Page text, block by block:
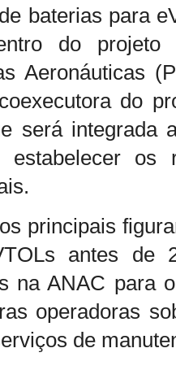
baterias para
do projeto
Aeronáuticas
do
será integrada
estabelecer
principais
antes de
na ANAC para
operadoras
de